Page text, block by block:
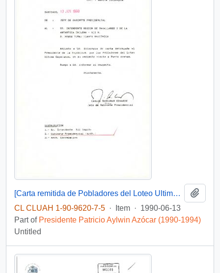
[Carta remitida de Pobladores del Loteo Ultima Esperanza]
CL CLUAH 1-90-9620-7-5 · Item · 1990-06-13
Part of Presidente Patricio Aylwin Azócar (1990-1994)
Untitled